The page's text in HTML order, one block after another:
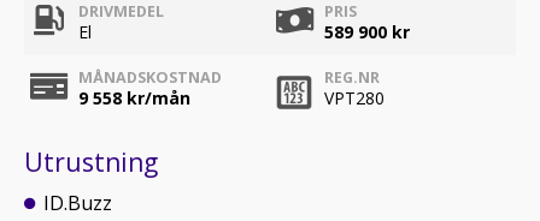
DRIVMEDEL
El
PRIS
589 900 kr
MÅNADSKOSTNAD
9 558 kr/mån
REG.NR
VPT280
Utrustning
ID.Buzz